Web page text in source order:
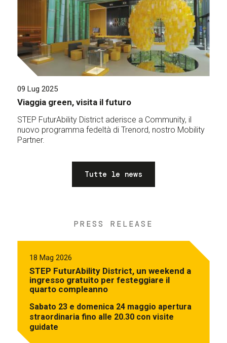
09 Lug 2025
Viaggia green, visita il futuro
STEP FuturAbility District aderisce a Community, il
nuovo programma fedeltà di Trenord, nostro Mobility
Partner.
Tutte le news
PRESS RELEASE
18 Mag 2026
STEP FuturAbility District, un weekend a
ingresso gratuito per festeggiare il
quarto compleanno
Sabato 23 e domenica 24 maggio apertura
straordinaria fino alle 20.30 con visite
guidate